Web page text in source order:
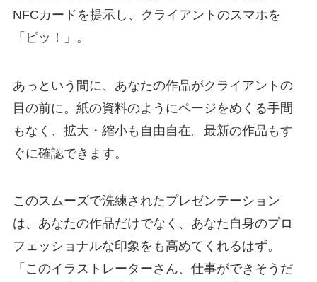
NFCカードを提示し、クライアントのスマホを
「ピッ！」。
あっという間に、あなたの作品がクライアントの
目の前に。紙の資料のようにページをめくる手間
もなく、拡大・縮小も自由自在。最新の作品もす
ぐに確認できます。
このスムーズで洗練されたプレゼンテーション
は、あなたの作品だけでなく、あなた自身のプロ
フェッショナルな印象をも高めてくれるはず。
「このイラストレーターさん、仕事ができそうだ